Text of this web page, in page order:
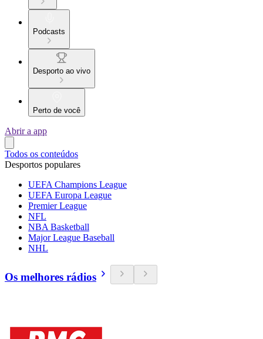
Podcasts
Desporto ao vivo
Perto de você
Abrir a app
Todos os conteúdos
Desportos populares
UEFA Champions League
UEFA Europa League
Premier League
NFL
NBA Basketball
Major League Baseball
NHL
Os melhores rádios